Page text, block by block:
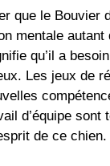
que le Bouvier
mentale
qu’il a
Les jeux de
d’équipe sont
de ce chien.